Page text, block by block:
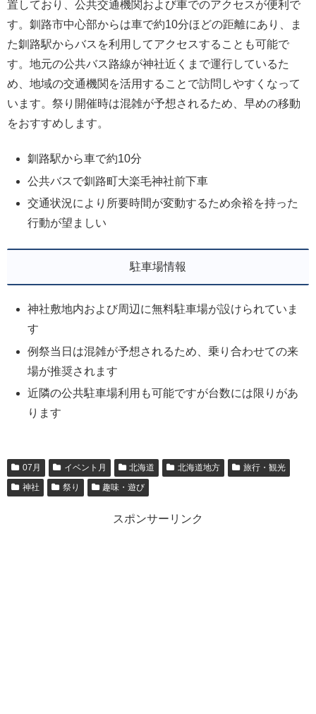
置しており、公共交通機関および車でのアクセスが便利で
す。釧路市中心部からは車で約10分ほどの距離にあり、ま
た釧路駅からバスを利用してアクセスすることも可能で
す。地元の公共バス路線が神社近くまで運行しているた
め、地域の交通機関を活用することで訪問しやすくなって
います。祭り開催時は混雑が予想されるため、早めの移動
をおすすめします。
釧路駅から車で約10分
公共バスで釧路町大楽毛神社前下車
交通状況により所要時間が変動するため余裕を持った
行動が望ましい
駐車場情報
神社敷地内および周辺に無料駐車場が設けられていま
す
例祭当日は混雑が予想されるため、乗り合わせての来
場が推奨されます
近隣の公共駐車場利用も可能ですが台数には限りがあ
ります
07月 イベント月 北海道 北海道地方
旅行・観光
神社
祭り 趣味・遊び
スポンサーリンク